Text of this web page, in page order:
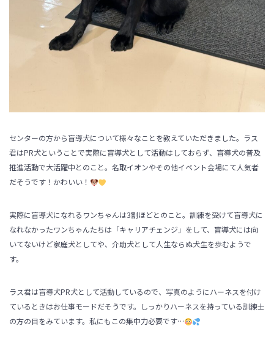
センターの方から盲導犬について様々なことを教えていただきました。ラス
君はPR犬ということで実際に盲導犬として活動はしておらず、盲導犬の普及
推進活動で大活躍中とのこと。名取イオンやその他イベント会場にて人気者
だそうです！かわいい！
実際に盲導犬になれるワンちゃんは3割ほどとのこと。訓練を受けて盲導犬に
なれなかったワンちゃんたちは「キャリアチェンジ」をして、盲導犬には向
いてないけど家庭犬としてや、介助犬として人生ならぬ犬生を歩むようで
す。
ラス君は盲導犬PR犬として活動しているので、写真のようにハーネスを付け
ているときはお仕事モードだそうです。しっかりハーネスを持っている訓練士
の方の目をみています。私にもこの集中力必要です…